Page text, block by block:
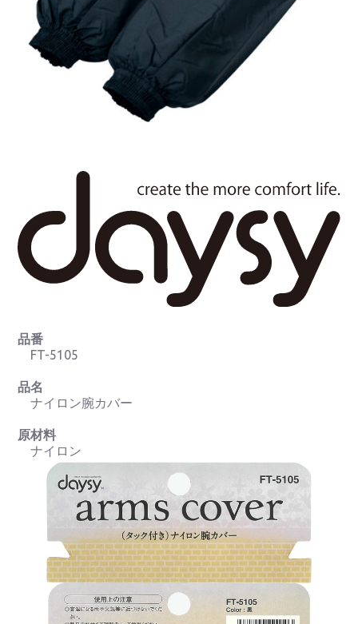
品番
FT-5105
品名
ナイロン腕カバー
原材料
ナイロン